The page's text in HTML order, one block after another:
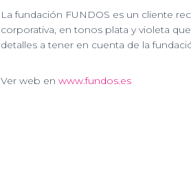
La fundación FUNDOS es un cliente
corporativa, en tonos plata y violeta
detalles a tener en cuenta de la
Ver web en www.fundos.es